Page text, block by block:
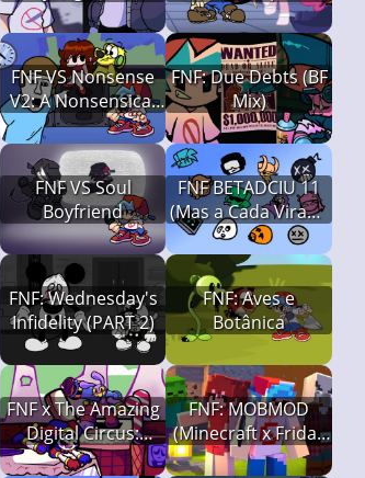
(Full Version)
Twilight Sparkle)
FNF VS Nonsense
V2: A Nonsensical
Friday Night
FNF: Due Debts (BF
Mix)
FNF VS Soul
Boyfriend
FNF BETADCIU 11
(Mas a Cada Virada
um Cover Diferente
é Usado, Friday
Night Funkin')
FNF: Wednesday's
Infidelity (PART 2)
FNF: Aves e
Botânica
FNF x The Amazing
Digital Circus:
Candy Carrier
FNF: MOBMOD
(Minecraft x Friday
Night Funkin')